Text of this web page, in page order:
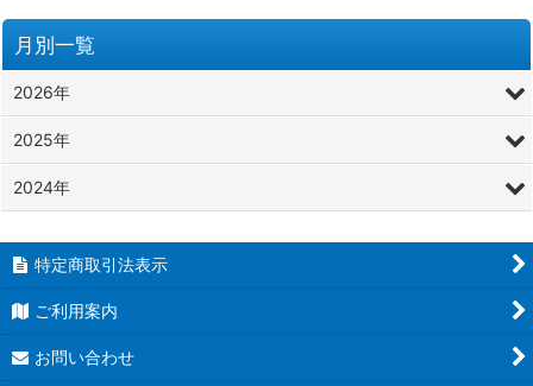
月別一覧
2026年
2025年
2024年
特定商取引法表示
ご利用案内
お問い合わせ